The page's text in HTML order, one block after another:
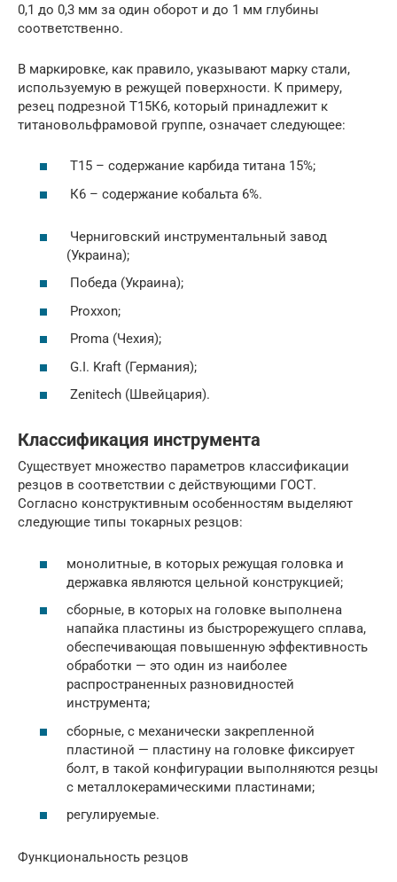
0,1 до 0,3 мм за один оборот и до 1 мм глубины
соответственно.
В маркировке, как правило, указывают марку стали,
используемую в режущей поверхности. К примеру,
резец подрезной Т15К6, который принадлежит к
титановольфрамовой группе, означает следующее:
Т15 – содержание карбида титана 15%;
К6 – содержание кобальта 6%.
Черниговский инструментальный завод
(Украина);
Победа (Украина);
Proxxon;
Proma (Чехия);
G.I. Kraft (Германия);
Zenitech (Швейцария).
Классификация инструмента
Существует множество параметров классификации
резцов в соответствии с действующими ГОСТ.
Согласно конструктивным особенностям выделяют
следующие типы токарных резцов:
монолитные, в которых режущая головка и
державка являются цельной конструкцией;
сборные, в которых на головке выполнена
напайка пластины из быстрорежущего сплава,
обеспечивающая повышенную эффективность
обработки — это один из наиболее
распространенных разновидностей
инструмента;
сборные, с механически закрепленной
пластиной — пластину на головке фиксирует
болт, в такой конфигурации выполняются резцы
с металлокерамическими пластинами;
регулируемые.
Функциональность резцов